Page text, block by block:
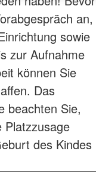
an,
sowie
zur Aufnahme
können Sie
Das
beachten Sie,
Platzzusage
des Kindes